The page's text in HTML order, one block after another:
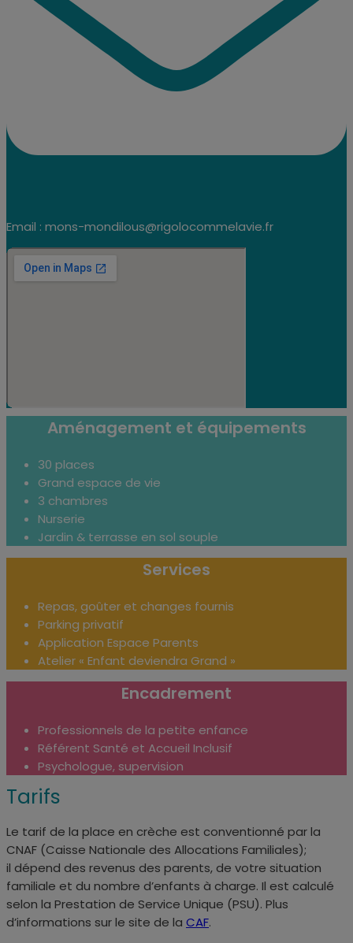
Email : mons-mondilous@rigolocommelavie.fr
Aménagement et équipements
30 places
Grand espace de vie
3 chambres
Nurserie
Jardin & terrasse en sol souple
Services
Repas, goûter et changes fournis
Parking privatif
Application Espace Parents
Atelier « Enfant deviendra Grand »
Encadrement
Professionnels de la petite enfance
Référent Santé et Accueil Inclusif
Psychologue, supervision
Tarifs
Le tarif de la place en crèche est conventionné par la
CNAF (Caisse Nationale des Allocations Familiales);
il dépend des revenus des parents, de votre situation
familiale et du nombre d’enfants à charge. Il est calculé
selon la Prestation de Service Unique (PSU). Plus
d’informations sur le site de la CAF.